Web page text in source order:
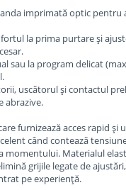
imprimată optic pentru
la prima purtare și
sau la program delicat
uscătorul și contactul
abrazive.
furnizează acces rapid și
când contează
momentului. Materialul
grijile legate de
pe experiență.